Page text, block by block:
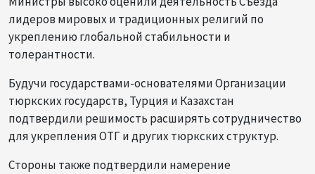
лидеров мировых и традиционных религий по
укреплению глобальной стабильности и
толерантности.
Будучи государствами-основателями Организации
тюркских государств, Турция и Казахстан
подтвердили решимость расширять сотрудничество
для укрепления ОТГ и других тюркских структур.
Стороны также подтвердили намерение